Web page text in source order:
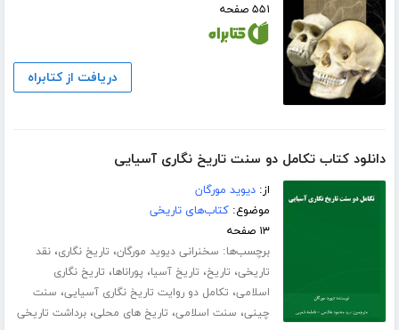
۵۵۱ صفحه
دریافت از کتابراه
دانلود کتاب تکامل دو سنت تاریخ نگاری آسیایی
از:دیوید مورگان
موضوع:کتاب‌های تاریخی
۱۳ صفحه
برچسب‌ها: سخنرانی دیوید مورگان، تاریخ نگاری،نقد
تاریخی، تاریخ، تاریخ آسیا، پوراناها، تاریخ نگاری
اسلامی، تکامل دو روایت تاریخ نگاری آسیایی، سنت
چینی، سنت اسلامی، تاریخ های محلی،برداشت تاریخی